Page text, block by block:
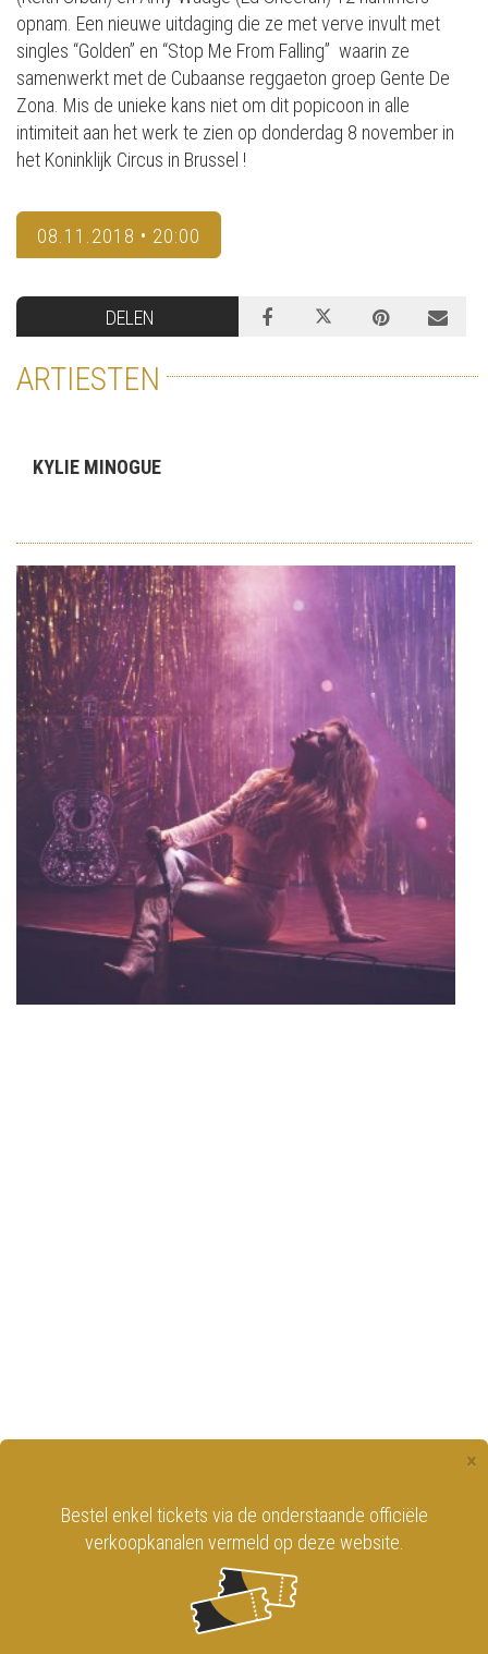
opnam. Een nieuwe uitdaging die ze met verve invult met
singles “Golden” en “Stop Me From Falling” waarin ze
samenwerkt met de Cubaanse reggaeton groep Gente De
Zona. Mis de unieke kans niet om dit popicoon in alle
intimiteit aan het werk te zien op donderdag 8 november in
het Koninklijk Circus in Brussel !
08.11.2018 • 20:00
DELEN
ARTIESTEN
KYLIE MINOGUE
×
Bestel enkel tickets via de onderstaande officiële
verkoopkanalen vermeld op deze website.